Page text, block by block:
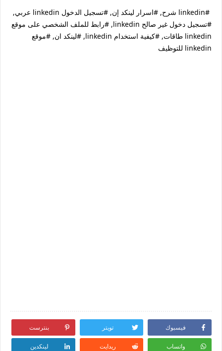
#linkedin شرح, #اسرار لينكد إن, #تسجيل الدخول linkedin عربي,
#تسجيل دخول غير صالح linkedin, #رابط للملف الشخصي على موقع
linkedin طاقات, #كيفية استخدام linkedin, #لينكد ان, #موقع
linkedin للتوظيف
فيسبوك تويتر بنترست
واتساب ريدايت لينكدين